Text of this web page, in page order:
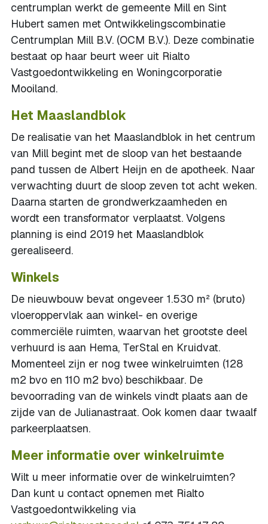
centrumplan werkt de gemeente Mill en Sint
Hubert samen met Ontwikkelingscombinatie
Centrumplan Mill B.V. (OCM B.V.). Deze combinatie
bestaat op haar beurt weer uit Rialto
Vastgoedontwikkeling en Woningcorporatie
Mooiland.
Het Maaslandblok
De realisatie van het Maaslandblok in het centrum
van Mill begint met de sloop van het bestaande
pand tussen de Albert Heijn en de apotheek. Naar
verwachting duurt de sloop zeven tot acht weken.
Daarna starten de grondwerkzaamheden en
wordt een transformator verplaatst. Volgens
planning is eind 2019 het Maaslandblok
gerealiseerd.
Winkels
De nieuwbouw bevat ongeveer 1.530 m² (bruto)
vloeroppervlak aan winkel- en overige
commerciële ruimten, waarvan het grootste deel
verhuurd is aan Hema, TerStal en Kruidvat.
Momenteel zijn er nog twee winkelruimten (128
m2 bvo en 110 m2 bvo) beschikbaar. De
bevoorrading van de winkels vindt plaats aan de
zijde van de Julianastraat. Ook komen daar twaalf
parkeerplaatsen.
Meer informatie over winkelruimte
Wilt u meer informatie over de winkelruimten?
Dan kunt u contact opnemen met Rialto
Vastgoedontwikkeling via